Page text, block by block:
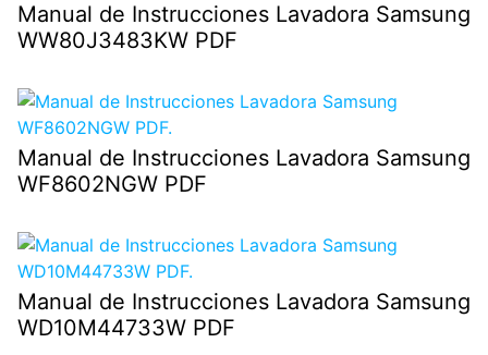
Manual de Instrucciones Lavadora Samsung
WW80J3483KW PDF
Manual de Instrucciones Lavadora Samsung
WF8602NGW PDF
Manual de Instrucciones Lavadora Samsung
WD10M44733W PDF